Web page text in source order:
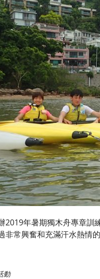
2019年暑期獨木舟專章訓
非常興奮和充滿汗水熱情
動